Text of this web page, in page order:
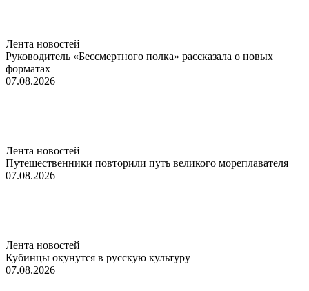
Лента новостей
Руководитель «Бессмертного полка» рассказала о новых
форматах
07.08.2026
Лента новостей
Путешественники повторили путь великого мореплавателя
07.08.2026
Лента новостей
Кубинцы окунутся в русскую культуру
07.08.2026